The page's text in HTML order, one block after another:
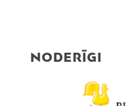
NODERĪGI